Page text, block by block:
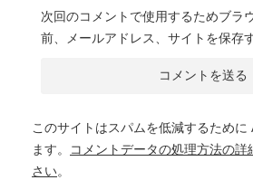
次回のコメントで使用するためブラ
前、メールアドレス、サイトを保存す
このサイトはスパムを低減するため
ます。
コメントデータの処理方法の
さい。